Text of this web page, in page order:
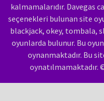
kalmamalarıdır. Davegas
seçenekleri bulunan site
blackjack, okey, tombala,
oyunlarda bulunur. Bu
oynanmaktadır. Bu
oynatılmamaktadır.